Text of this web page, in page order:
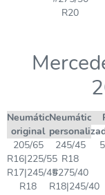
R20
Neumático
original
Neumático
205/65
R16|225/55
R17|245/45
R18
245/45
R18
#275/40
R18|245/40